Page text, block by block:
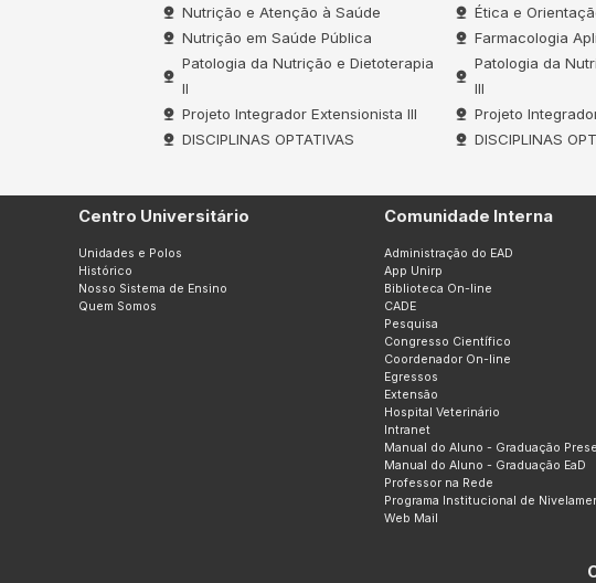
Nutrição e Atenção à Saúde
Nutrição em Saúde Pública
Patologia da Nutrição e Dietoterapia
II
Projeto Integrador Extensionista III
DISCIPLINAS OPTATIVAS
Ética e
Farmacologia
Patologia da
III
Projeto
DISCIPLINAS
Centro Universitário
Unidades e Polos
Histórico
Nosso Sistema de Ensino
Quem Somos
Comunidade Interna
Administração do EAD
App Unirp
Biblioteca On-line
CADE
Pesquisa
Congresso Científico
Coordenador On-line
Egressos
Extensão
Hospital Veterinário
Intranet
Manual do Aluno - Graduação
Manual do Aluno - Graduação EaD
Professor na Rede
Programa Institucional de
Web Mail